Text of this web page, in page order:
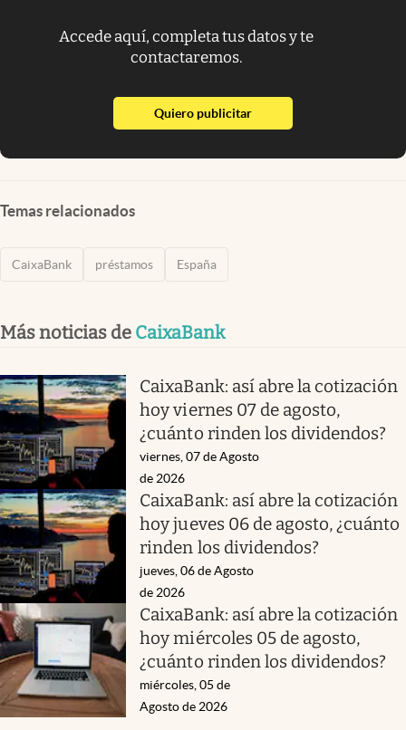
Accede aquí, completa tus datos y te
contactaremos.
Quiero publicitarabre en nueva pestaña
Temas relacionados
CaixaBank préstamos España
Más noticias de CaixaBank
CaixaBank: así abre la cotización
hoy viernes 07 de agosto,
¿cuánto rinden los dividendos?
viernes, 07 de Agosto
de 2026
CaixaBank: así abre la cotización
hoy jueves 06 de agosto, ¿cuánto
rinden los dividendos?
jueves, 06 de Agosto
de 2026
CaixaBank: así abre la cotización
hoy miércoles 05 de agosto,
¿cuánto rinden los dividendos?
miércoles, 05 de
Agosto de 2026